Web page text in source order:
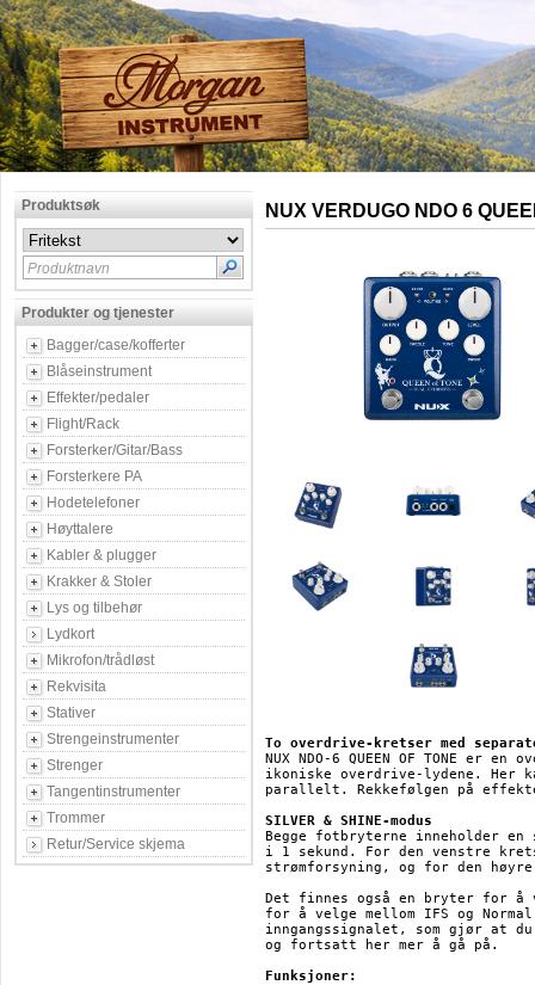
Produktsøk
Produktnavn
Produkter og tjenester
Bagger/case/kofferter
Blåseinstrument
Effekter/pedaler
Flight/Rack
Forsterker/Gitar/Bass
Forsterkere PA
Hodetelefoner
Høyttalere
Kabler & plugger
Krakker & Stoler
Lys og tilbehør
Lydkort
Mikrofon/trådløst
Rekvisita
Stativer
Strengeinstrumenter
Strenger
Tangentinstrumenter
Trommer
Retur/Service skjema
NUX VERDUGO NDO 6
To overdrive-kretser med
NUX NDO-6 QUEEN OF TONE
ikoniske overdrive-lydene. Her
parallelt. Rekkefølgen på
SILVER & SHINE-modus
Begge fotbryterne inneholder en
i 1 sekund. For den venstre
strømforsyning, og for den høyre
Det finnes også en bryter for å
for å velge mellom IFS og
inngangssignalet, som gjør at
og fortsatt her mer å gå på.
Funksjoner: